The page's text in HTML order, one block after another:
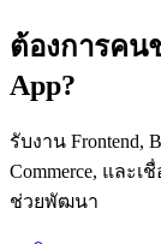
ต้องการคน
App?
รับงาน Frontend,
Commerce, และ
ช่วยพัฒนา